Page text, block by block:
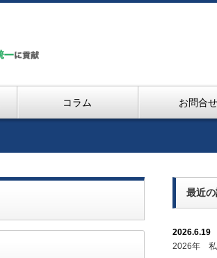
コラム お問合せ
最近
2026.6.19
2026年 私